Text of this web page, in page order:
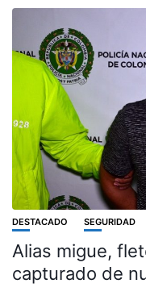
DESTACADO SEGURIDAD
Alias migue,
capturado de